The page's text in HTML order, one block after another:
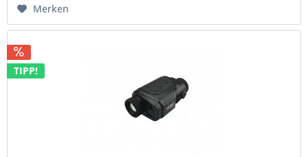
Merken
TIPP!